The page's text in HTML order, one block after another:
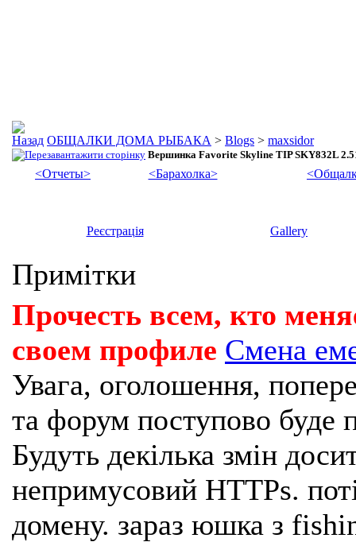
ОБЩАЛКИ ДОМА РЫБАКА > Blogs > maxsidor
Вершинка Favorite Skyline TIP SKY832L
<Отчеты> <Барахолка>
Реєстрація Gallery
Примітки
Прочесть всем, кто
своем профиле Смена
Увага, оголошення,
та форум поступово буде
Будуть декілька змін
непримусовий HTTPs.
домену. зараз юшка з